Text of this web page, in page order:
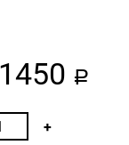
1450 a